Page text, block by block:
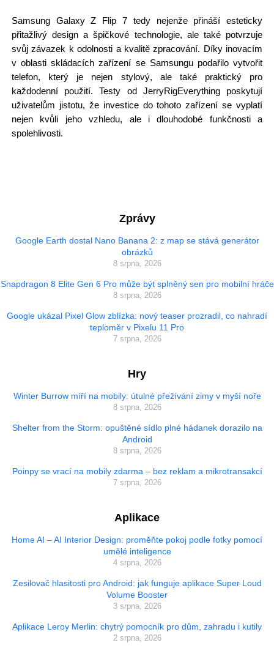
Samsung Galaxy Z Flip 7 tedy nejenže přináší esteticky
přitažlivý design a špičkové technologie, ale také potvrzuje
svůj závazek k odolnosti a kvalitě zpracování. Díky inovacím
v oblasti skládacích zařízení se Samsungu podařilo vytvořit
telefon, který je nejen stylový, ale také praktický pro
každodenní použití. Testy od JerryRigEverything poskytují
uživatelům jistotu, že investice do tohoto zařízení se vyplatí
nejen kvůli jeho vzhledu, ale i dlouhodobé funkčnosti a
spolehlivosti.
Zprávy
Google Earth dostal Nano Banana 2: z map se stává generátor
obrázků
8 srpna, 2026
Snapdragon 8 Elite Gen 6 Pro může být splněný sen pro mobilní hráče
8 srpna, 2026
Google ukázal Pixel Glow zblízka: nový teaser prozradil, co nahradí
teploměr v Pixelu 11 Pro
7 srpna, 2026
Hry
Winter Burrow míří na mobily: útulné přežívání zimy v myší noře
8 srpna, 2026
Shelter from the Storm: opuštěné sídlo plné hádanek dorazilo na
Android
8 srpna, 2026
Poinpy se vrací na mobily zdarma – bez reklam a mikrotransakcí
7 srpna, 2026
Aplikace
Home AI – AI Interior Design: proměňte pokoj podle fotky pomocí
umělé inteligence
4 srpna, 2026
Zesilovač hlasitosti pro Android: jak funguje aplikace Super Loud
Volume Booster
3 srpna, 2026
Aplikace Leroy Merlin: chytrý pomocník pro dům, zahradu i kutily
2 srpna, 2026